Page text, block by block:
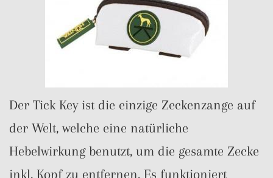
Der Tick Key ist die einzige Zeckenzange auf
der Welt, welche eine natürliche
Hebelwirkung benutzt, um die gesamte Zecke
inkl. Kopf zu entfernen. Es funktioniert